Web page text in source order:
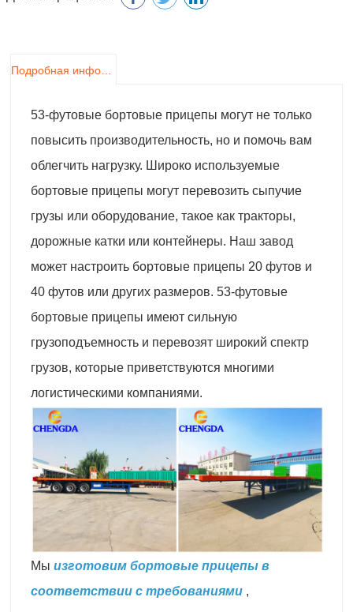
53-футовые бортовые прицепы могут не только
повысить производительность, но и помочь вам
облегчить нагрузку. Широко используемые
бортовые прицепы могут перевозить сыпучие
грузы или оборудование, такое как тракторы,
дорожные катки или контейнеры. Наш завод
может настроить бортовые прицепы 20 футов и
40 футов или других размеров. 53-футовые
бортовые прицепы имеют сильную
грузоподъемность и перевозят широкий спектр
грузов, которые приветствуются многими
логистическими компаниями.
Мы изготовим бортовые прицепы в
соответствии с требованиями ,